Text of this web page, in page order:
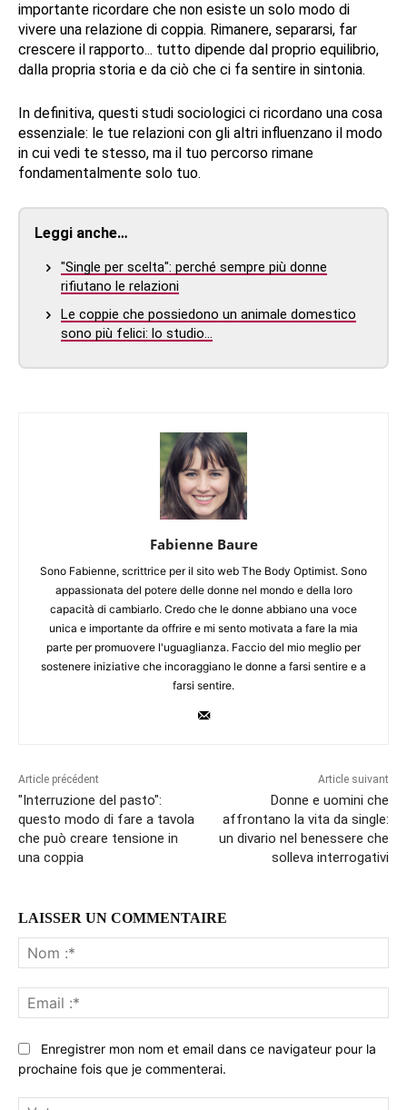
importante ricordare che non esiste un solo modo di
vivere una relazione di coppia. Rimanere, separarsi, far
crescere il rapporto... tutto dipende dal proprio equilibrio,
dalla propria storia e da ciò che ci fa sentire in sintonia.
In definitiva, questi studi sociologici ci ricordano una cosa
essenziale: le tue relazioni con gli altri influenzano il modo
in cui vedi te stesso, ma il tuo percorso rimane
fondamentalmente solo tuo.
Leggi anche…
"Single per scelta": perché sempre più donne
rifiutano le relazioni
Le coppie che possiedono un animale domestico
sono più felici: lo studio…
Fabienne Baure
Sono Fabienne, scrittrice per il sito web The Body Optimist. Sono
appassionata del potere delle donne nel mondo e della loro
capacità di cambiarlo. Credo che le donne abbiano una voce
unica e importante da offrire e mi sento motivata a fare la mia
parte per promuovere l'uguaglianza. Faccio del mio meglio per
sostenere iniziative che incoraggiano le donne a farsi sentire e a
farsi sentire.
Article précédent
"Interruzione del pasto":
questo modo di fare a tavola
che può creare tensione in
una coppia
Article suivant
Donne e uomini che
affrontano la vita da single:
un divario nel benessere che
solleva interrogativi
LAISSER UN COMMENTAIRE
:*
:*
Enregistrer mon nom et email dans ce navigateur pour la
prochaine fois que je commenterai.